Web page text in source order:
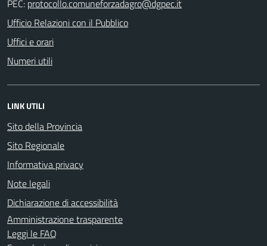
PEC:
Ufficio Relazioni con il Pubblico
Uffici e orari
Numeri utili
LINK UTILI
Sito della Provincia
Sito Regionale
Informativa privacy
Note legali
Dichiarazione di accessibilità
Amministrazione trasparente
Leggi le FAQ